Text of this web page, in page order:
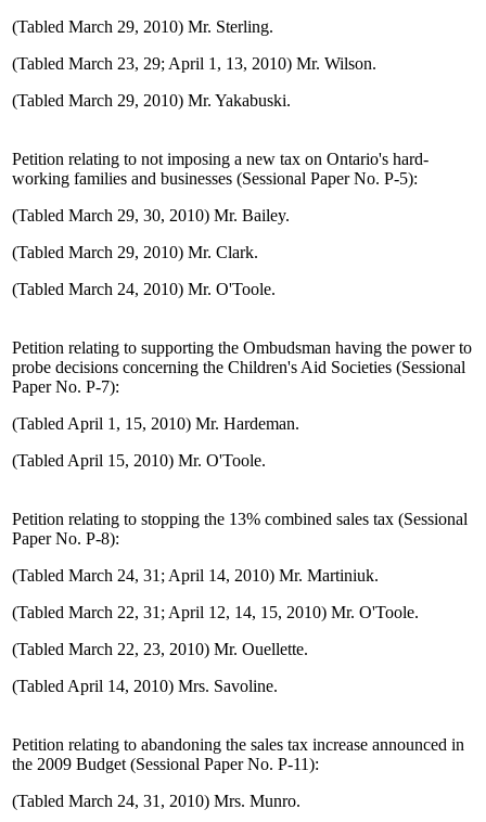
(Tabled March 29, 2010) Mr. Sterling.
(Tabled March 23, 29; April 1, 13, 2010) Mr. Wilson.
(Tabled March 29, 2010) Mr. Yakabuski.
Petition relating to not imposing a new tax on Ontario's hard-
working families and businesses (Sessional Paper No. P-5):
(Tabled March 29, 30, 2010) Mr. Bailey.
(Tabled March 29, 2010) Mr. Clark.
(Tabled March 24, 2010) Mr. O'Toole.
Petition relating to supporting the Ombudsman having the power to
probe decisions concerning the Children's Aid Societies (Sessional
Paper No. P-7):
(Tabled April 1, 15, 2010) Mr. Hardeman.
(Tabled April 15, 2010) Mr. O'Toole.
Petition relating to stopping the 13% combined sales tax (Sessional
Paper No. P-8):
(Tabled March 24, 31; April 14, 2010) Mr. Martiniuk.
(Tabled March 22, 31; April 12, 14, 15, 2010) Mr. O'Toole.
(Tabled March 22, 23, 2010) Mr. Ouellette.
(Tabled April 14, 2010) Mrs. Savoline.
Petition relating to abandoning the sales tax increase announced in
the 2009 Budget (Sessional Paper No. P-11):
(Tabled March 24, 31, 2010) Mrs. Munro.